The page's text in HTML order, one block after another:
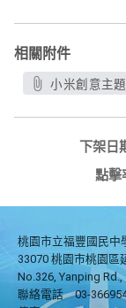
相關附件
小米創意主
下架日
點擊
桃園市立福豐國民中
33070 桃園市桃園區
No.326, Yanping Rd.,
聯絡電話
03-